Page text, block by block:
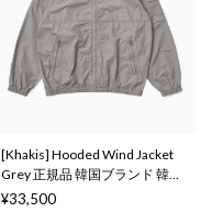
[Khakis] Hooded Wind Jacket
Grey 正規品 韓国ブランド 韓国
ファッション 韓国代行 カーキ
¥33,500